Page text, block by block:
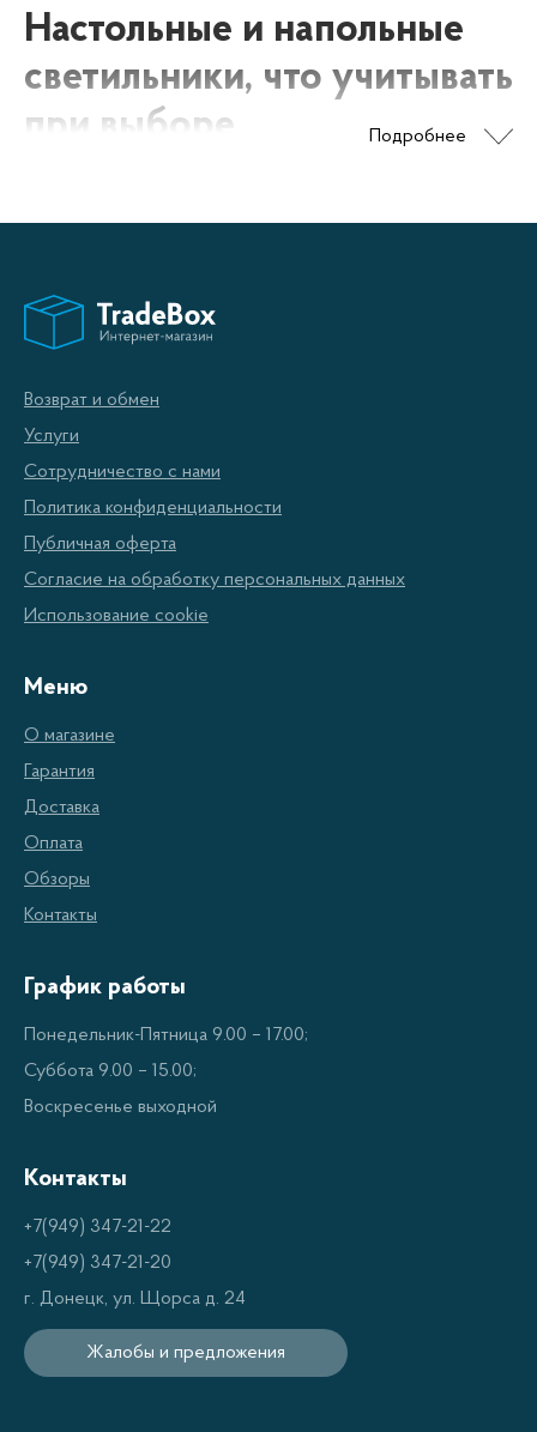
Подробнее
Настольные и напольные
светильники, что учитывать
при выборе
ярким и равномерным светом, который будет освещать
всю комнату. Если же вы хотите создать уютную
светильника. Керамические или металлические
светильники обычно более долговечны и устойчивы к
повреждениям, чем пластиковые или стеклянные. Однако
стеклянные светильники могут быть более красивыми и
изящными.
Он должен сочетаться с интерьером комнаты и создавать
гармоничную композицию.
Возврат и обмен
Услуги
Сотрудничество с нами
Политика конфиденциальности
Публичная оферта
Согласие на обработку персональных данных
Использование cookie
Меню
О магазине
Гарантия
Доставка
Оплата
Обзоры
Контакты
График работы
Понедельник-Пятница 9.00 – 17.00;
Суббота 9.00 – 15.00;
Воскресенье выходной
Контакты
+7(949) 347-21-22
+7(949) 347-21-20
г. Донецк, ул. Щорса д. 24
Жалобы и предложения